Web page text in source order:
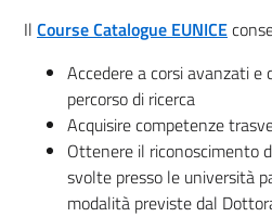
Il Course Catalogue EUNICE
Accedere a corsi avanzati
percorso di ricerca
Acquisire competenze
Ottenere il riconoscimento
svolte presso le università
modalità previste dal